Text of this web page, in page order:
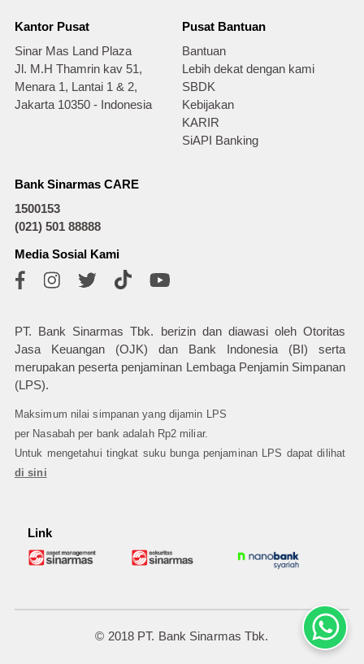
Kantor Pusat
Sinar Mas Land Plaza
Jl. M.H Thamrin kav 51,
Menara 1, Lantai 1 & 2,
Jakarta 10350 - Indonesia
Pusat Bantuan
Bantuan
Lebih dekat dengan kami
SBDK
Kebijakan
KARIR
SiAPI Banking
Bank Sinarmas CARE
1500153
(021) 501 88888
Media Sosial Kami
PT. Bank Sinarmas Tbk. berizin dan diawasi oleh Otoritas
Jasa Keuangan (OJK) dan Bank Indonesia (BI) serta
merupakan peserta penjaminan Lembaga Penjamin Simpanan
(LPS).
Maksimum nilai simpanan yang dijamin LPS
per Nasabah per bank adalah Rp2 miliar.
Untuk mengetahui tingkat suku bunga penjaminan LPS dapat dilihat
di sini
Link
© 2018 PT. Bank Sinarmas Tbk.